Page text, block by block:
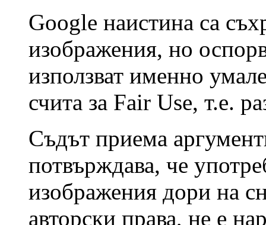
Google наистина са
изображения, но
използват именно
счита за Fair Use, т.е.
Съдът приема
потвърждава, че
изображения дори на
авторски права, не е